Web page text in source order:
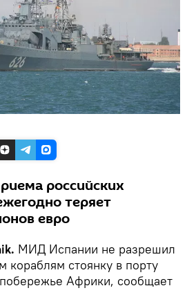
российских
теряет
евро
МИД Испании не разрешил
кораблям стоянку в порту
Африки, сообщает